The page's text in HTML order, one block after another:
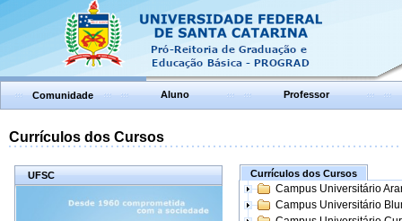
Comunidade Aluno Professor
Currículos dos Cursos
UFSC Currículos dos Cursos
Campus Universitário
Campus Universitário